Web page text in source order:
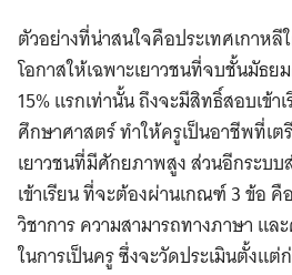
ตัวอย่างที่น่าสนใจคือประเทศเกาห
โอกาสให้เฉพาะเยาวชนที่จบชั้นมัธ
15% แรกเท่านั้น ถึงจะมีสิทธิ์สอบเข้
ศึกษาศาสตร์ ทำให้ครูเป็นอาชีพที่เต
เยาวชนที่มีศักยภาพสูง ส่วนอีกระบ
เข้าเรียน ที่จะต้องผ่านเกณฑ์ 3 ข้อ คื
วิชาการ ความสามารถทางภาษา
ในการเป็นครู ซึ่งจะวัดประเมินตั้งแ